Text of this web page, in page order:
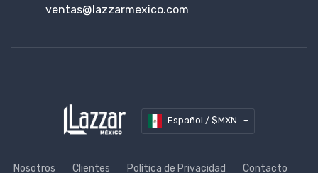
ventas@lazzarmexico.com
Español / $MXN
Nosotros Clientes Política de Privacidad
Contacto